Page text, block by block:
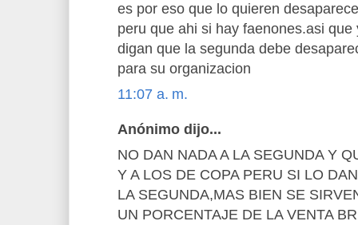
es por eso que lo quieren
peru que ahi si hay faenones.asi
digan que la segunda debe
para su organizacion
11:07 a. m.
Anónimo dijo...
NO DAN NADA A LA SEGUNDA Y
Y A LOS DE COPA PERU SI LO
LA SEGUNDA,MAS BIEN SE
UN PORCENTAJE DE LA VENTA